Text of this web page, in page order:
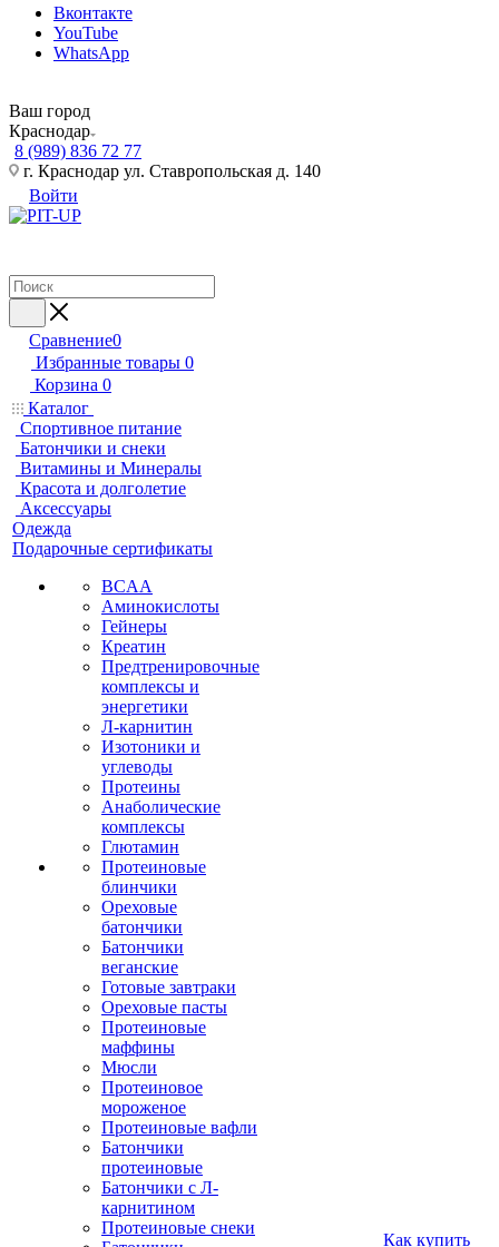
Вконтакте
YouTube
WhatsApp
Ваш город
Краснодар
8 (989) 836 72 77
г. Краснодар ул. Ставропольская д. 140
Войти
Сравнение0
Избранные товары 0
Корзина 0
Каталог
Спортивное питание
Батончики и снеки
Витамины и Минералы
Красота и долголетие
Аксессуары
Одежда
Подарочные сертификаты
BCAA
Аминокислоты
Гейнеры
Креатин
Предтренировочные
комплексы и
энергетики
Л-карнитин
Изотоники и
углеводы
Протеины
Анаболические
комплексы
Глютамин
Протеиновые
блинчики
Ореховые
батончики
Батончики
веганские
Готовые завтраки
Ореховые пасты
Протеиновые
маффины
Мюсли
Протеиновое
мороженое
Протеиновые вафли
Батончики
протеиновые
Батончики с Л-
карнитином
Протеиновые снеки
Как купить